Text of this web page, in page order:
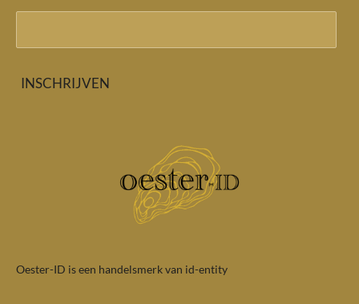
INSCHRIJVEN
Oester-ID is een handelsmerk van id-entity